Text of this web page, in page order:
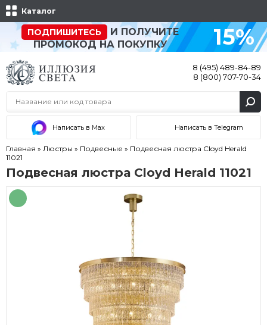
Каталог
ПОДПИШИТЕСЬ
И ПОЛУЧИТЕ
ПРОМОКОД НА ПОКУПКУ
15%
8 (495) 489-84-89
8 (800) 707-70-34
Написать в Max Написать в Telegram
Главная » Люстры » Подвесные » Подвесная люстра Cloyd Herald
11021
Подвесная люстра Cloyd Herald 11021